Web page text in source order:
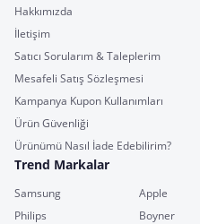
Hakkımızda
İletişim
Satıcı Sorularım & Taleplerim
Mesafeli Satış Sözleşmesi
Kampanya Kupon Kullanımları
Ürün Güvenliği
Ürünümü Nasıl İade Edebilirim?
Trend Markalar
Samsung Apple
Philips
Boyner